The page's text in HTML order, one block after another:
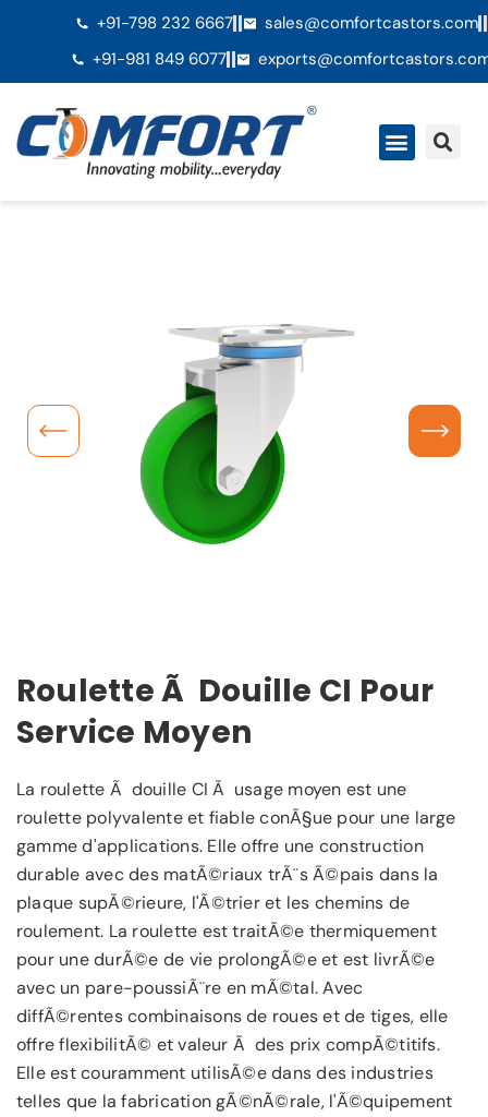
+91-798 232 6667
sales@comfortcastors.com
+91-981 849 6077
Roulette Ã Douille CI Pour
Service Moyen
La roulette Ã douille CI Ã usage moyen est une
roulette polyvalente et fiable conÃ§ue pour une large
gamme d'applications. Elle offre une construction
durable avec des matÃ©riaux trÃ¨s Ã©pais dans la
plaque supÃ©rieure, l'Ã©trier et les chemins de
roulement. La roulette est traitÃ©e thermiquement
pour une durÃ©e de vie prolongÃ©e et est livrÃ©e
avec un pare-poussiÃ¨re en mÃ©tal. Avec
diffÃ©rentes combinaisons de roues et de tiges, elle
offre flexibilitÃ© et valeur Ã des prix compÃ©titifs.
Elle est couramment utilisÃ©e dans des industries
telles que la fabrication gÃ©nÃ©rale, l'Ã©quipement